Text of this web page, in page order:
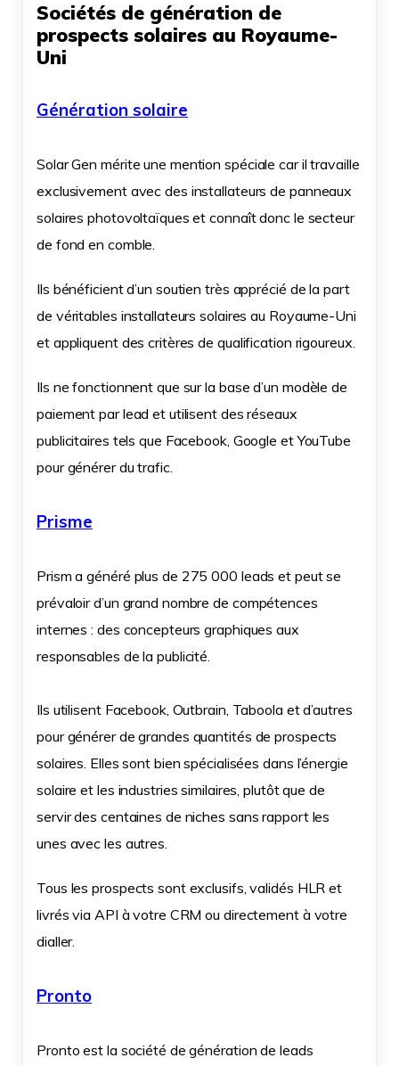
Sociétés de génération de
prospects solaires au Royaume-
Uni
Génération solaire
Solar Gen mérite une mention spéciale car il travaille
exclusivement avec des installateurs de panneaux
solaires photovoltaïques et connaît donc le secteur
de fond en comble.
Ils bénéficient d’un soutien très apprécié de la part
de véritables installateurs solaires au Royaume-Uni
et appliquent des critères de qualification rigoureux.
Ils ne fonctionnent que sur la base d’un modèle de
paiement par lead et utilisent des réseaux
publicitaires tels que Facebook, Google et YouTube
pour générer du trafic.
Prisme
Prism a généré plus de 275 000 leads et peut se
prévaloir d’un grand nombre de compétences
internes : des concepteurs graphiques aux
responsables de la publicité.
Ils utilisent Facebook, Outbrain, Taboola et d’autres
pour générer de grandes quantités de prospects
solaires. Elles sont bien spécialisées dans l’énergie
solaire et les industries similaires, plutôt que de
servir des centaines de niches sans rapport les
unes avec les autres.
Tous les prospects sont exclusifs, validés HLR et
livrés via API à votre CRM ou directement à votre
dialler.
Pronto
Pronto est la société de génération de leads